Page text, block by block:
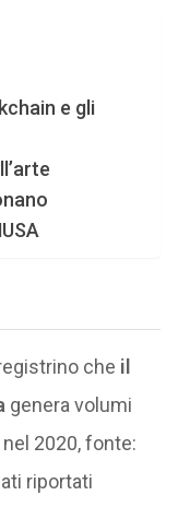
e gli
che il
genera volumi
2020, fonte:
riportati